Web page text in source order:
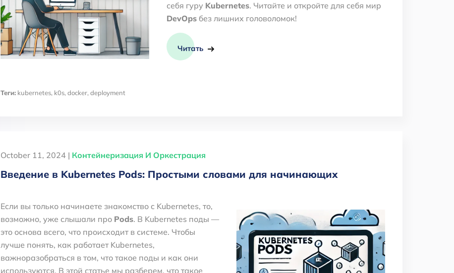
себя гуру Kubernetes. Читайте и откройте для себя мир
DevOps без лишних головоломок!
Читать
Теги: kubernetes, k0s, docker, deployment
October 11, 2024 | Контейнеризация И Оркестрация
Введение в Kubernetes Pods: Простыми словами для начинающих
Если вы только начинаете знакомство с Kubernetes, то,
возможно, уже слышали про Pods. В Kubernetes поды —
это основа всего, что происходит в системе. Чтобы
лучше понять, как работает Kubernetes,
важноразобраться в том, что такое поды и как они
используются. В этой статье мы разберем, что такое